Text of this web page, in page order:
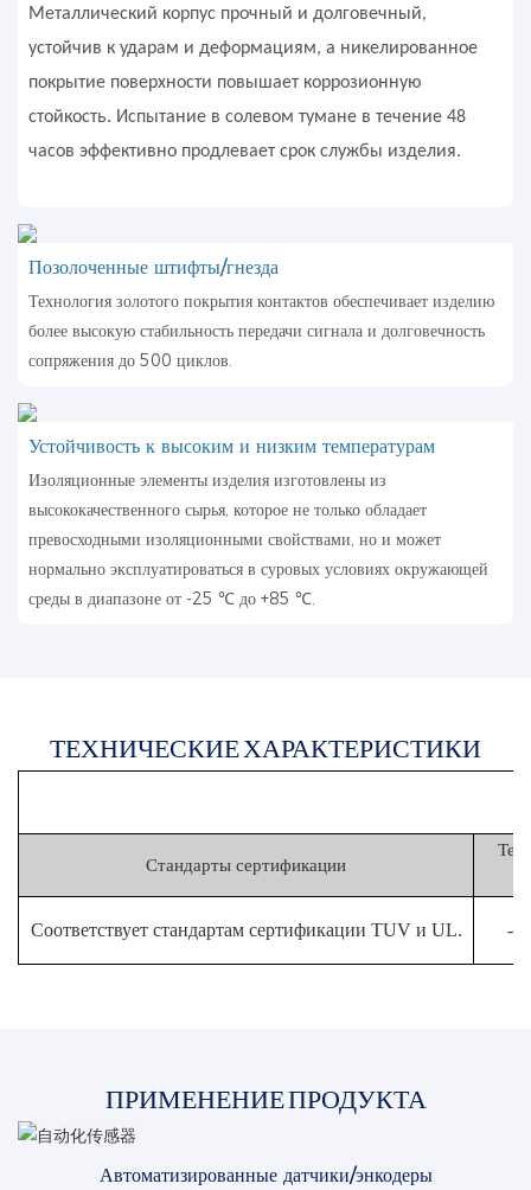
Металлический корпус прочный и долговечный,
устойчив к ударам и деформациям, а никелированное
покрытие поверхности повышает коррозионную
стойкость. Испытание в солевом тумане в течение 48
часов эффективно продлевает срок службы изделия.
Позолоченные штифты/гнезда
Технология золотого покрытия контактов обеспечивает изделию
более высокую стабильность передачи сигнала и долговечность
сопряжения до 500 циклов.
Устойчивость к высоким и низким температурам
Изоляционные элементы изделия изготовлены из
высококачественного сырья, которое не только обладает
превосходными изоляционными свойствами, но и может
нормально эксплуатироваться в суровых условиях окружающей
среды в диапазоне от -25 ℃ до +85 ℃.
ТЕХНИЧЕСКИЕ ХАРАКТЕРИСТИКИ
Стандарты сертификации
Соответствует стандартам сертификации TUV и UL. -
ПРИМЕНЕНИЕ ПРОДУКТА
Автоматизированные датчики/энкодеры